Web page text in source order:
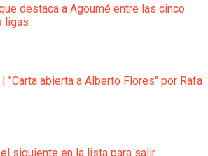
destaca a Agoumé entre las cinco
ligas
"Carta abierta a Alberto Flores" por Rafa
siguiente en la lista para salir